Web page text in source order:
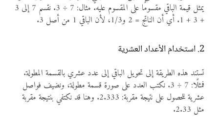
يمثل قيمة الباقي مقسومًا على المقسوم عليه. مثال: 7 ÷ 3. نقسم 7 إلى 3
+ 3 + 1. أي أن الناتج = 2 و1/3، لأن الباقي 1 من أصل 3.
2. استخدام الأعداد العشرية
تستند هذه الطريقة إلى تحويل الباقي إلى عدد عشري بالقسمة المطولة.
فمثلًا: 7 ÷ 3. نكتب العدد على صورة قسمة مطولة، ونضيف فواصل
عشرية للحصول على نتيجة مقربة: 2.333. وهنا قد نكتفي بنتيجة مقربة
مثل 2.33.